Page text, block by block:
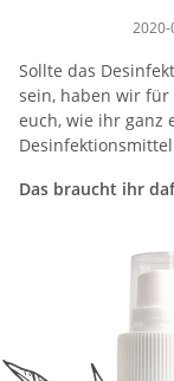
2020-
Sollte das
sein, haben wir für
euch, wie ihr ganz
Das braucht ihr